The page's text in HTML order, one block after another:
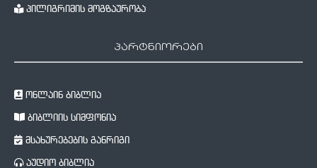
პილიგრიმის მოგზაურობა
პარტნიორები
ონლაინ ბიბლია
ბიბლიის სიმფონია
მსახურებების განრიგი
აუდიო ბიბლია